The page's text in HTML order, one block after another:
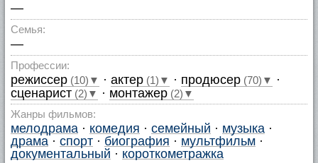
—
Семья:
—
Профессии:
режиссер (10)▼ · актер (1)▼ · продюсер (70)▼ ·
сценарист (2)▼ · монтажер (2)▼
Жанры фильмов:
мелодрама · комедия · семейный · музыка ·
драма · спорт · биография · мультфильм ·
документальный · короткометражка